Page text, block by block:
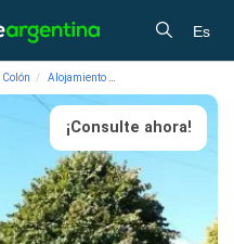
Es
Colón Alojamiento
¡Consulte ahora!